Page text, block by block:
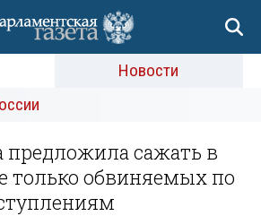
Новости
предложила сажать в
только обвиняемых по